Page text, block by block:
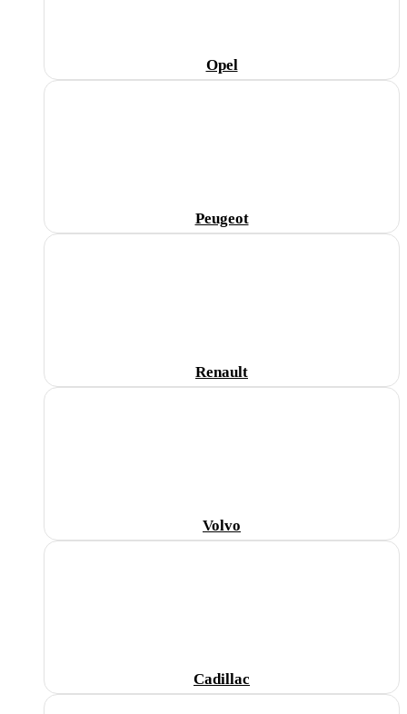
Opel
Peugeot
Renault
Volvo
Cadillac